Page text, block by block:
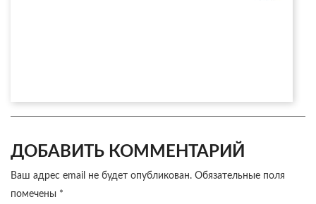
ДОБАВИТЬ КОММЕНТАРИЙ
Ваш адрес email не будет опубликован. Обязательные поля
помечены *